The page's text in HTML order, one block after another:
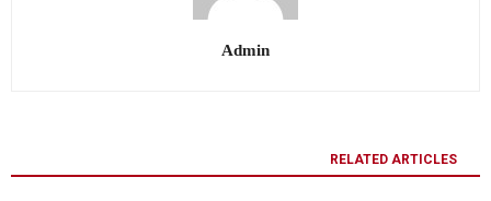
Admin
RELATED ARTICLES